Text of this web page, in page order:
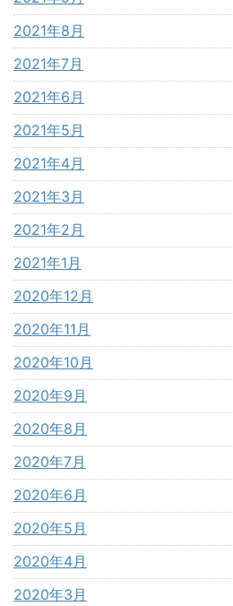
2021年8月
2021年7月
2021年6月
2021年5月
2021年4月
2021年3月
2021年2月
2021年1月
2020年12月
2020年11月
2020年10月
2020年9月
2020年8月
2020年7月
2020年6月
2020年5月
2020年4月
2020年3月